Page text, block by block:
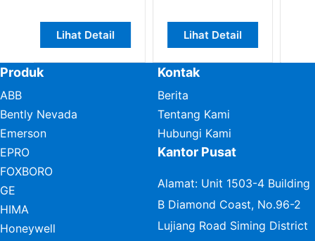
Lihat Detail Lihat Detail
Produk
ABB
Bently Nevada
Emerson
EPRO
FOXBORO
GE
HIMA
Honeywell
Kontak
Berita
Tentang Kami
Hubungi Kami
Kantor Pusat
Alamat: Unit 1503-4 Building
B Diamond Coast, No.96-2
Lujiang Road Siming District